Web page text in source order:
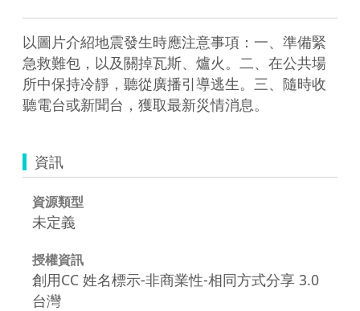
以圖片介紹地震發生時應注意事項：一、準備緊
急救難包，以及關掉瓦斯、爐火。二、在公共場
所中保持冷靜，聽從廣播引導逃生。三、隨時收
聽電台或新聞台，獲取最新災情消息。
資訊
資源類型
未定義
授權資訊
創用CC 姓名標示-非商業性-相同方式分享 3.0
台灣